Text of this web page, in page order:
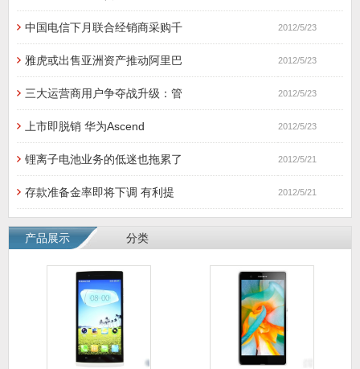
中国电信下月联合经销商采购千 2012/5/23
雅虎或出售亚洲资产推动阿里巴 2012/5/23
三大运营商用户争夺战升级：管 2012/5/23
上市即脱销 华为Ascend 2012/5/23
锂离子电池业务的低迷也拖累了 2012/5/21
存款准备金率即将下调 有利提 2012/5/21
产品展示 分类